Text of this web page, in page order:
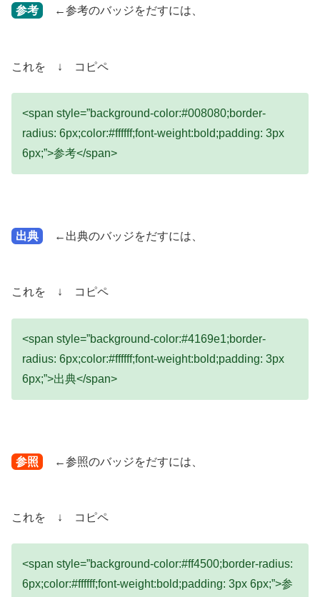
参考 ←参考のバッジをだすには、
これを ↓ コピペ
<span style=”background-color:#008080;border-
radius: 6px;color:#ffffff;font-weight:bold;padding: 3px
6px;”>参考</span>
出典 ←出典のバッジをだすには、
これを ↓ コピペ
<span style=”background-color:#4169e1;border-
radius: 6px;color:#ffffff;font-weight:bold;padding: 3px
6px;”>出典</span>
参照 ←参照のバッジをだすには、
これを ↓ コピペ
<span style=”background-color:#ff4500;border-radius:
6px;color:#ffffff;font-weight:bold;padding: 3px 6px;”>参